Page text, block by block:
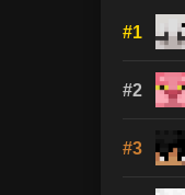
#1
#2
#3